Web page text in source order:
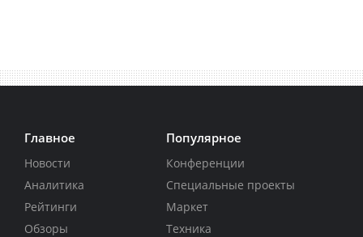
Главное
Новости
Аналитика
Рейтинги
Обзоры
Популярное
Конференции
Специальные проекты
Маркет
Техника